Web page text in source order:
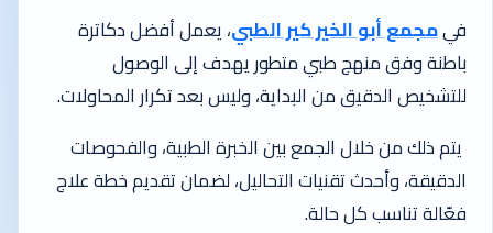
فيمجمع أبو الخير كير الطبي، يعمل أفضل دكاترة
باطنة وفق منهج طبي متطور يهدف إلى الوصول
للتشخيص الدقيق من البداية، وليس بعد تكرار المحاولات.
يتم ذلك من خلال الجمع بين الخبرة الطبية، والفحوصات
الدقيقة، وأحدث تقنيات التحاليل، لضمان تقديم خطة علاج
فعّالة تناسب كل حالة.